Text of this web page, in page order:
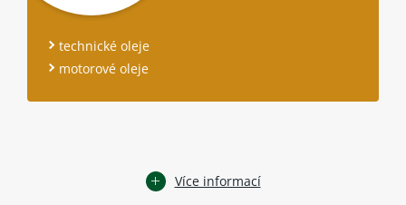
technické oleje
motorové oleje
Více informací